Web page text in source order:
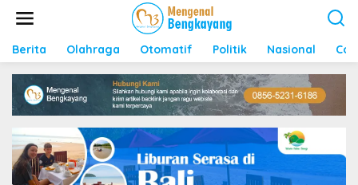
t
Berita Olahraga Otomatif Politik Nasional